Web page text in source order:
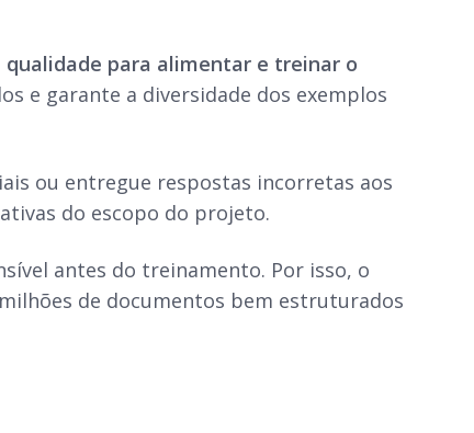
para alimentar e treinar o
e garante a diversidade dos exemplos
ou entregue respostas incorretas aos
do escopo do projeto.
antes do treinamento. Por isso, o
de documentos bem estruturados